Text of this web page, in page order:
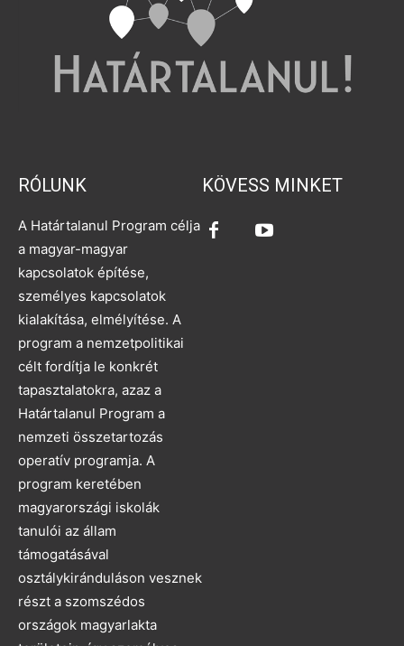
RÓLUNK
A Határtalanul Program célja
a magyar-magyar
kapcsolatok építése,
személyes kapcsolatok
kialakítása, elmélyítése. A
program a nemzetpolitikai
célt fordítja le konkrét
tapasztalatokra, azaz a
Határtalanul Program a
nemzeti összetartozás
operatív programja. A
program keretében
magyarországi iskolák
tanulói az állam
támogatásával
osztálykiránduláson vesznek
részt a szomszédos
országok magyarlakta
KÖVESS MINKET